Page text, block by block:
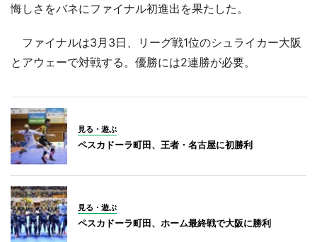
悔しさをバネにファイナル初進出を果たした。
ファイナルは3月3日、リーグ戦1位のシュライカー大阪
とアウェーで対戦する。優勝には2連勝が必要。
見る・遊ぶ
ペスカドーラ町田、王者・名古屋に初勝利
見る・遊ぶ
ペスカドーラ町田、ホーム最終戦で大阪に勝利